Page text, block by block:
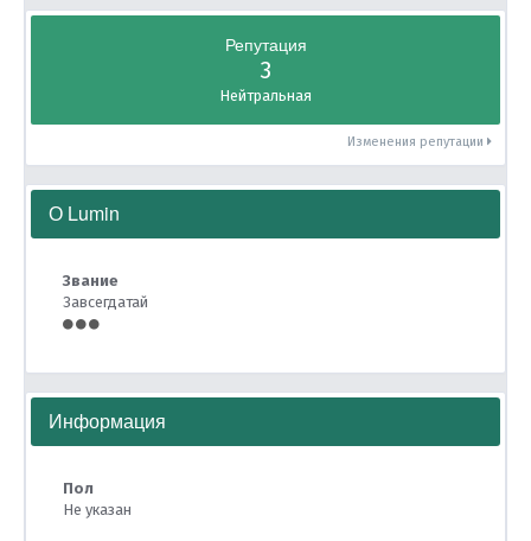
Репутация
3
Нейтральная
Изменения репутации
О Lumin
Звание
Завсегдатай
Информация
Пол
Не указан